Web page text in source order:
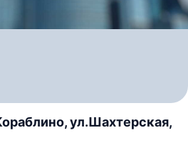
ул.Шахтерская,